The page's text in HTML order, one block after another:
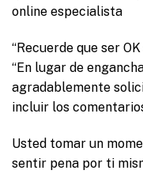
online especialista
“Recuerde que ser
“En lugar de
agradablemente
incluir los
Usted tomar un
sentir pena por ti